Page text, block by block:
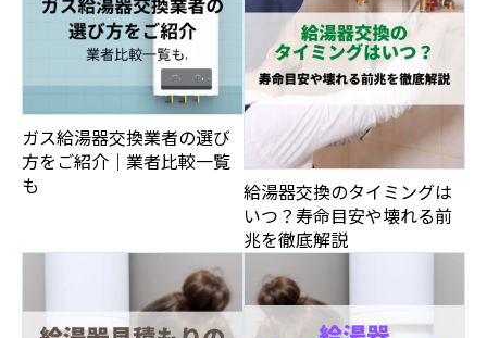
ガス給湯器交換業者の選び
方をご紹介｜業者比較一覧
も
給湯器交換のタイミングは
いつ？寿命目安や壊れる前
兆を徹底解説